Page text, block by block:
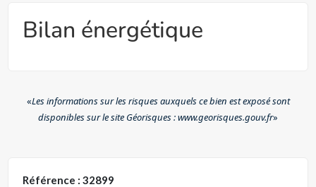
Bilan énergétique
«Les informations sur les risques auxquels ce bien est exposé sont
disponibles sur le site Géorisques : www.georisques.gouv.fr»
Référence : 32899